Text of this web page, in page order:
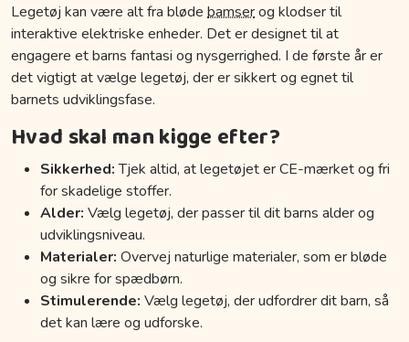
Legetøj kan være alt fra bløde bamserog klodser til
interaktive elektriske enheder. Det er designet til at
engagere et barns fantasi og nysgerrighed. I de første år er
det vigtigt at vælge legetøj, der er sikkert og egnet til
barnets udviklingsfase.
Hvad skal man kigge efter?
Sikkerhed:Tjek altid, at legetøjet er CE-mærket og fri
for skadelige stoffer.
Alder: Vælg legetøj, der passer til dit barns alder og
udviklingsniveau.
Materialer: Overvej naturlige materialer, som er bløde
og sikre for spædbørn.
Stimulerende: Vælg legetøj, der udfordrer dit barn, så
det kan lære og udforske.